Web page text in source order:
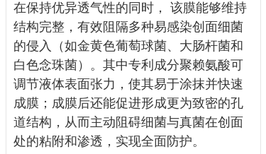
在保持优异透气性的同时， 该膜能够维持
结构完整，有效阻隔多种易感染创面细菌
的侵入（如金黄色葡萄球菌、大肠杆菌和
白色念珠菌）。其中专利成分聚赖氨酸可
调节液体表面张力，使其易于涂抹并快速
成膜；成膜后还能促进形成更为致密的孔
道结构，从而主动阻碍细菌与真菌在创面
处的粘附和渗透，实现全面防护。